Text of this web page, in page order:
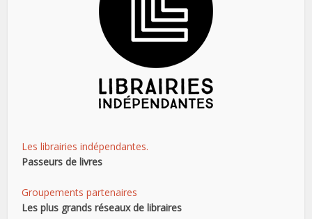
Les librairies indépendantes.
Passeurs de livres
Groupements partenaires
Les plus grands réseaux de libraires